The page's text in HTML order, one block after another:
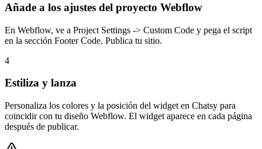
Añade a los ajustes del proyecto Webflow
En Webflow, ve a Project Settings -> Custom Code y pega el script
en la sección Footer Code. Publica tu sitio.
4
Estiliza y lanza
Personaliza los colores y la posición del widget en Chatsy para
coincidir con tu diseño Webflow. El widget aparece en cada página
después de publicar.